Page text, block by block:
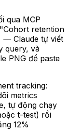
qua MCP
retention
— Claude tự viết
query, và
PNG để paste
tracking:
metrics
tự động chạy
t-test) rồi
12%